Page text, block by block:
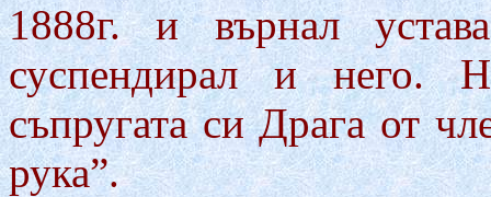
1888г. и върнал
суспендирал и него.
съпругата си Драга от
рука”.